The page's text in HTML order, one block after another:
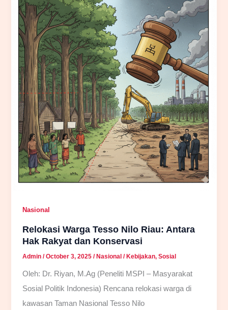
yang
Gagal
Mengoreksi
Diri
Nasional
Relokasi Warga Tesso Nilo Riau: Antara
Hak Rakyat dan Konservasi
Admin/October 3, 2025/Nasional /Kebijakan,Sosial
Oleh: Dr. Riyan, M.Ag (Peneliti MSPI – Masyarakat
Sosial Politik Indonesia) Rencana relokasi warga di
kawasan Taman Nasional Tesso Nilo